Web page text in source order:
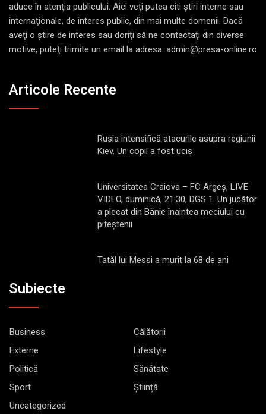
aduce în atenţia publicului. Aici veţi putea citi ştiri interne sau
internaţionale, de interes public, din mai multe domenii. Dacă
aveţi o ştire de interes sau doriţi să ne contactaţi din diverse
motive, puteţi trimite un email la adresa: admin@presa-online.ro
Articole Recente
Rusia intensifică atacurile asupra regiunii
Kiev. Un copil a fost ucis
Universitatea Craiova – FC Argeș, LIVE
VIDEO, duminică, 21:30, DGS 1. Un jucător
a plecat din Bănie înaintea meciului cu
piteștenii
Tatăl lui Messi a murit la 68 de ani
Subiecte
Business
Călătorii
Externe
Lifestyle
Politică
Sănătate
Sport
Știință
Uncategorized